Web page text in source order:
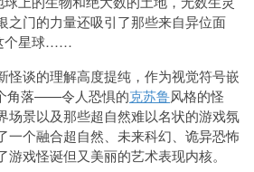
之门的力量还吸引了那些来自异位面
个星球……
怪谈的理解高度提纯，作为视觉符号嵌
角落——令人恐惧的克苏鲁风格的怪
场景以及那些超自然难以名状的游戏氛
一个融合超自然、未来科幻、诡异恐怖
戏怪诞但又美丽的艺术表现内核。